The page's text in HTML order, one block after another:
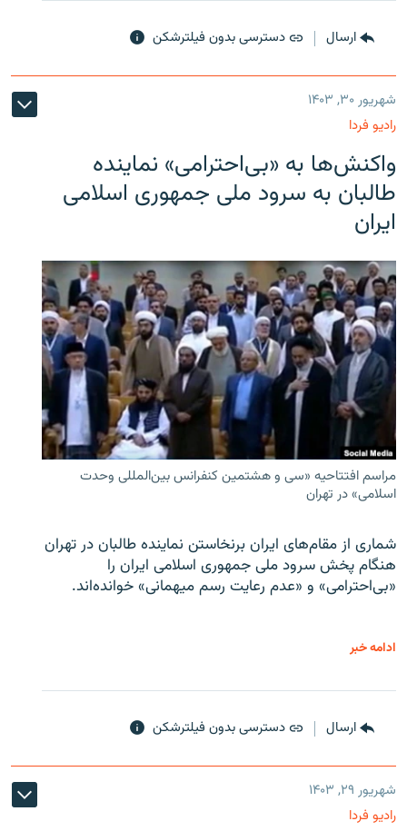
ارسال دسترسی بدون فیلترشکن
شهریور ۳۰, ۱۴۰۳
رادیو فردا
واکنش‌ها به «بی‌احترامی» نماینده
طالبان به سرود ملی جمهوری اسلامی
ایران
مراسم افتتاحیه «سی و هشتمین کنفرانس بین‌المللی وحدت
اسلامی» در تهران
شماری از مقام‌های ایران برنخاستن نماینده طالبان در تهران
هنگام پخش سرود ملی جمهوری اسلامی ایران را
«بی‌احترامی» و «عدم رعایت رسم میهمانی» خوانده‌اند.
ادامه خبر
ارسال دسترسی بدون فیلترشکن
شهریور ۲۹, ۱۴۰۳
رادیو فردا